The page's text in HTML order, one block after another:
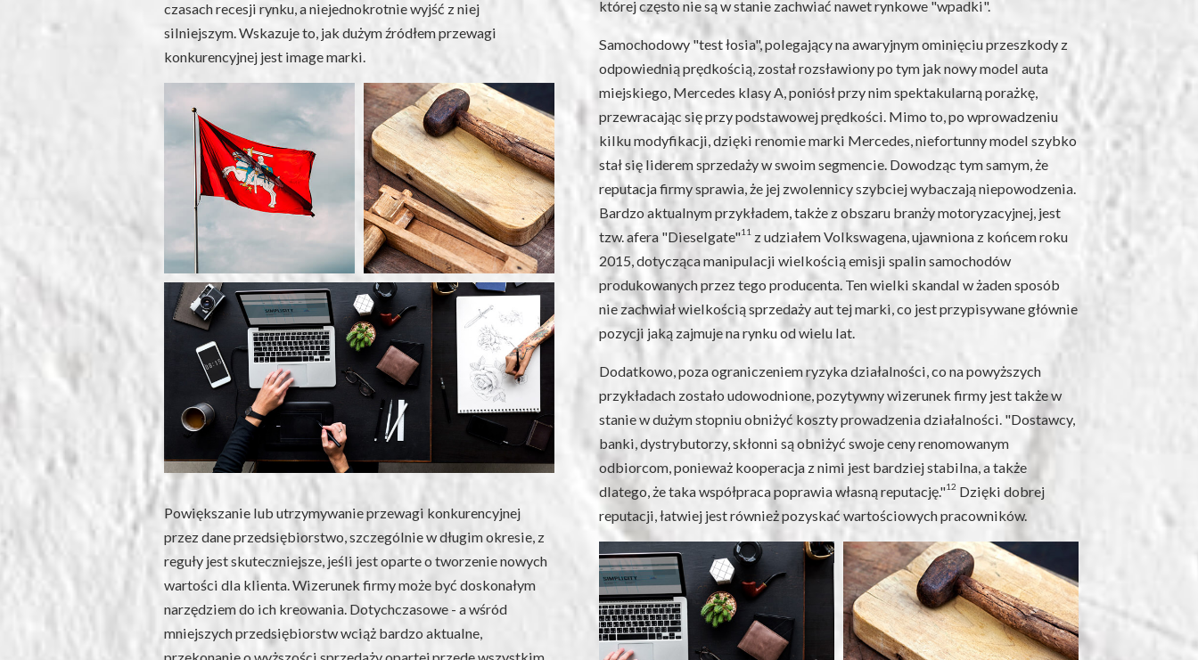
czasach recesji rynku, a niejednokrotnie wyjść z niej
silniejszym. Wskazuje to, jak dużym źródłem przewagi
konkurencyjnej jest image marki.
Powiększanie lub utrzymywanie przewagi konkurencyjnej
przez dane przedsiębiorstwo, szczególnie w długim okresie, z
reguły jest skuteczniejsze, jeśli jest oparte o tworzenie nowych
wartości dla klienta. Wizerunek firmy może być doskonałym
narzędziem do ich kreowania. Dotychczasowe - a wśród
mniejszych przedsiębiorstw wciąż bardzo aktualne,
której często nie są w stanie zachwiać nawet rynkowe "wpadki".
Samochodowy "test łosia", polegający na awaryjnym ominięciu przeszkody z
odpowiednią prędkością, został rozsławiony po tym jak nowy model auta
miejskiego, Mercedes klasy A, poniósł przy nim spektakularną porażkę,
przewracając się przy podstawowej prędkości. Mimo to, po wprowadzeniu
kilku modyfikacji, dzięki renomie marki Mercedes, niefortunny model szybko
stał się liderem sprzedaży w swoim segmencie. Dowodząc tym samym, że
reputacja firmy sprawia, że jej zwolennicy szybciej wybaczają niepowodzenia.
Bardzo aktualnym przykładem, także z obszaru branży motoryzacyjnej, jest
tzw. afera "Dieselgate"11 z udziałem Volkswagena, ujawniona z końcem roku
2015, dotycząca manipulacji wielkością emisji spalin samochodów
produkowanych przez tego producenta. Ten wielki skandal w żaden sposób
nie zachwiał wielkością sprzedaży aut tej marki, co jest przypisywane głównie
pozycji jaką zajmuje na rynku od wielu lat.
Dodatkowo, poza ograniczeniem ryzyka działalności, co na powyższych
przykładach zostało udowodnione, pozytywny wizerunek firmy jest także w
stanie w dużym stopniu obniżyć koszty prowadzenia działalności. "Dostawcy,
banki, dystrybutorzy, skłonni są obniżyć swoje ceny renomowanym
odbiorcom, ponieważ kooperacja z nimi jest bardziej stabilna, a także
dlatego, że taka współpraca poprawia własną reputację."12 Dzięki dobrej
reputacji, łatwiej jest również pozyskać wartościowych pracowników.